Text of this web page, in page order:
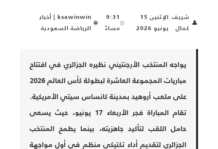
👤
شريف
كمال
الإثنين 15
يونيو 2026
9:31
مساءً
🌐
ksawinwin | أخبار
الرياضة السعودية
يواجه المنتخب الأرجنتيني نظيره الجزائري في افتتاح
مباريات المجموعة العاشرة لبطولة كأس العالم 2026
على ملعب أروهيد بمدينة كانساس سيتي الأمريكية.
تقام المباراة فجر الأربعاء 17 يونيو، حيث يسعى
حامل اللقب لتأكيد جاهزيته، بينما يطمح المنتخب
الجزائري لتقديم أداء تكتيكي منظم في أول مواجهة